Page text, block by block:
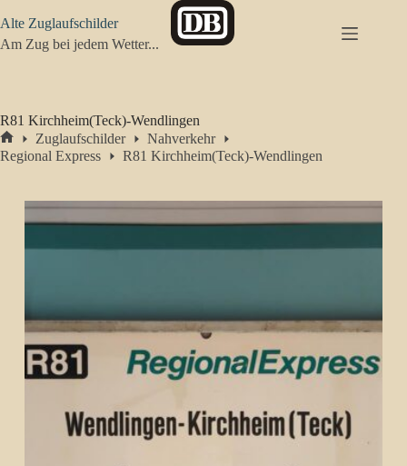
Inhalt
springen
Alte Zuglaufschilder
Am Zug bei jedem Wetter...
R81 Kirchheim(Teck)-Wendlingen
Start
Zuglaufschilder
Nahverkehr
Regional Express
R81 Kirchheim(Teck)-Wendlingen